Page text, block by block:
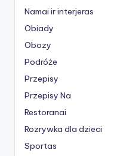
Namai ir interjeras
Obiady
Obozy
Podróże
Przepisy
Przepisy Na
Restoranai
Rozrywka dla dzieci
Sportas